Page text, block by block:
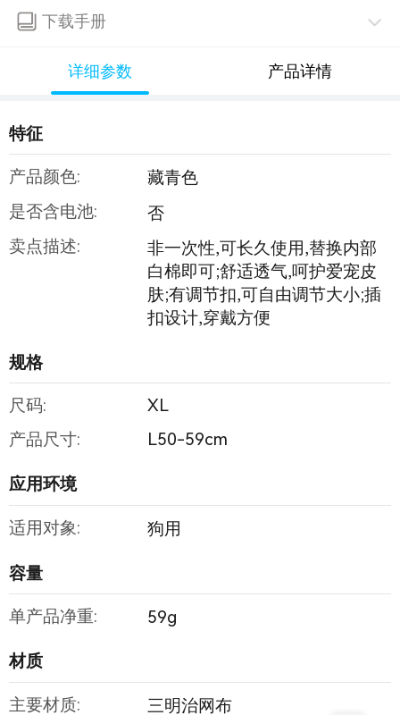
下载手册
详细参数 产品详情
特征
产品颜色:
藏青色
是否含电池:
否
卖点描述:
非一次性,可长久使用,替换内部
白棉即可;舒适透气,呵护爱宠皮
肤;有调节扣,可自由调节大小;插
扣设计,穿戴方便
规格
尺码:
XL
产品尺寸:
L50-59cm
应用环境
适用对象: 狗用
容量
单产品净重: 59g
材质
主要材质: 三明治网布